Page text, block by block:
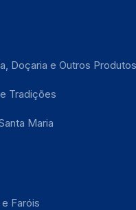
Doçaria e Outros Produtos
Tradições
Maria
Faróis